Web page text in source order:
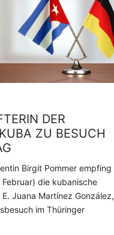
DER
ZU BESUCH
Birgit Pommer empfing
die kubanische
Juana Martínez González,
im Thüringer